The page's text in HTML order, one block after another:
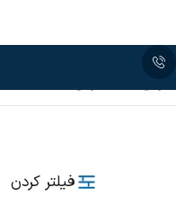
فیلتر کردن